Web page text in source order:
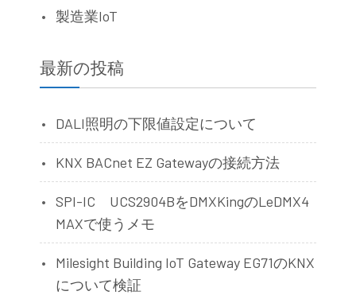
製造業IoT
最新の投稿
DALI照明の下限値設定について
KNX BACnet EZ Gatewayの接続方法
SPI-IC UCS2904BをDMXKingのLeDMX4
MAXで使うメモ
Milesight Building IoT Gateway EG71のKNX
について検証